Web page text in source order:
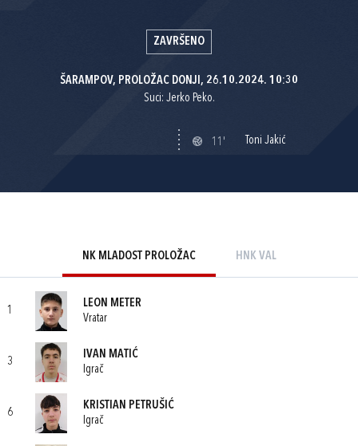
ZAVRŠENO
ŠARAMPOV, PROLOŽAC DONJI, 26.10.2024. 10:30
Suci: Jerko Peko.
11' Toni Jakić
NK MLADOST PROLOŽAC HNK VAL
1
LEON METER
Vratar
3
IVAN MATIĆ
Igrač
6
KRISTIAN PETRUŠIĆ
Igrač